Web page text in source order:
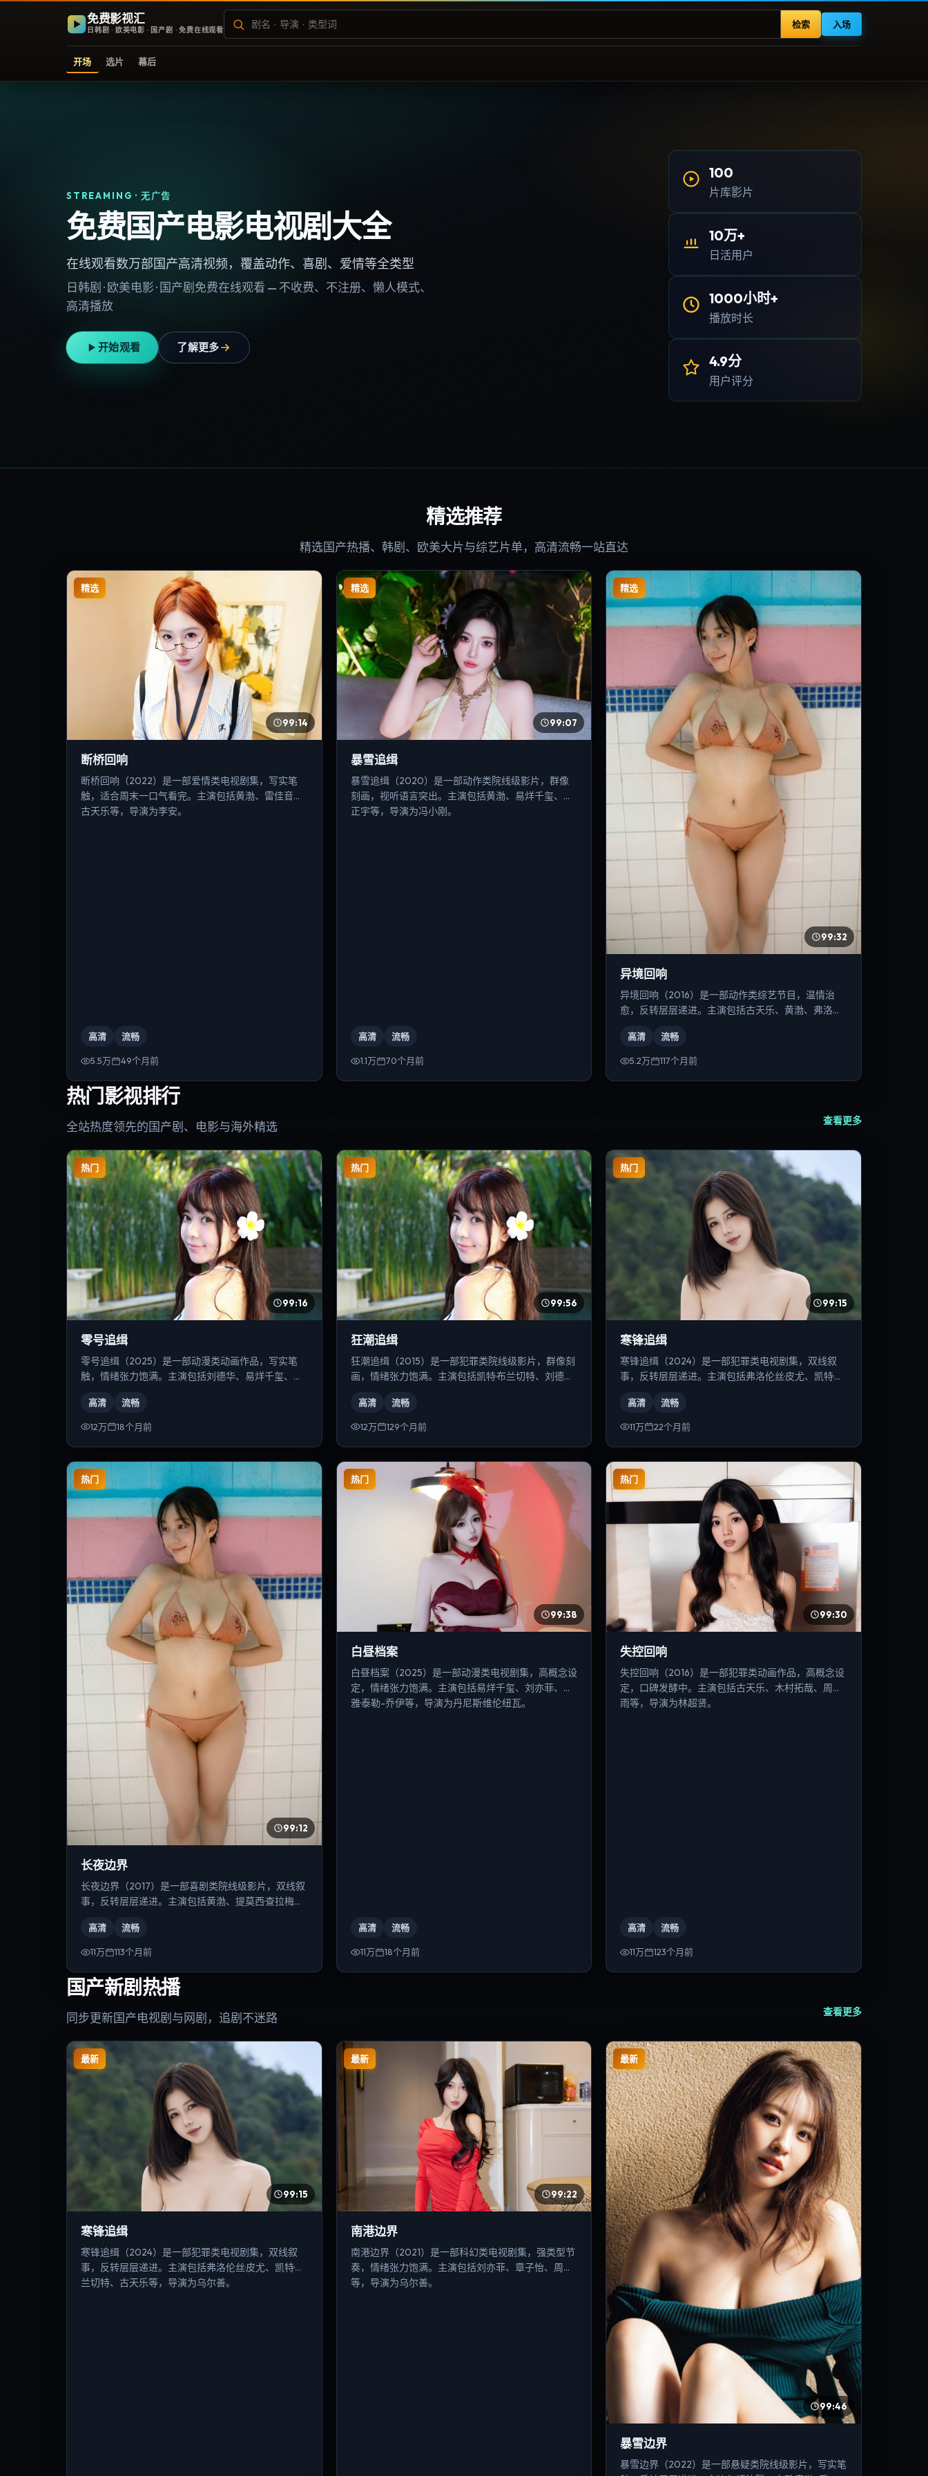
免费影视汇
日韩剧 · 欧美电影 · 国产剧 · 免费在线观看
检索 入场
开场 选片 幕后
STREAMING · 无广告
免费国产电影电视剧大全
在线观看数万部国产高清视频，覆盖动作、喜剧、爱情等全类型
日韩剧 · 欧美电影 · 国产剧免费在线观看 — 不收费、不注册、懒人模式、
高清播放
开始观看 了解更多
100
片库影片
10万+
日活用户
1000小时+
播放时长
4.9分
用户评分
精选推荐
精选国产热播、韩剧、欧美大片与综艺片单，高清流畅一站直达
精选
99:14
断桥回响
断桥回响（2022）是一部爱情类电视剧集，写实笔
触，适合周末一口气看完。主演包括黄渤、雷佳音、
古天乐等，导演为李安。
高清 流畅
5.5万 49个月前
精选
99:07
暴雪追缉
暴雪追缉（2020）是一部动作类院线级影片，群像
刻画，视听语言突出。主演包括黄渤、易烊千玺、河
正宇等，导演为冯小刚。
高清 流畅
1.1万 70个月前
精选
99:32
异境回响
异境回响（2016）是一部动作类综艺节目，温情治
愈，反转层层递进。主演包括古天乐、黄渤、弗洛伦
高清 流畅
5.2万 117个月前
热门影视排行
全站热度领先的国产剧、电影与海外精选 查看更多
热门
99:16
零号追缉
零号追缉（2025）是一部动漫类动画作品，写实笔
触，情绪张力饱满。主演包括刘德华、易烊千玺、宋
高清 流畅
12万 18个月前
热门
99:56
狂潮追缉
狂潮追缉（2015）是一部犯罪类院线级影片，群像刻
画，情绪张力饱满。主演包括凯特·布兰切特、刘德
高清 流畅
12万 129个月前
热门
99:15
寒锋追缉
寒锋追缉（2024）是一部犯罪类电视剧集，双线叙
事，反转层层递进。主演包括弗洛伦丝·皮尤、凯特·布
高清 流畅
11万 22个月前
热门
99:12
长夜边界
长夜边界（2017）是一部喜剧类院线级影片，双线叙
事，反转层层递进。主演包括黄渤、提莫西·查拉梅、
高清 流畅
11万 113个月前
热门
99:38
白昼档案
白昼档案（2025）是一部动漫类电视剧集，高概念设
定，情绪张力饱满。主演包括易烊千玺、刘亦菲、安
雅·泰勒-乔伊等，导演为丹尼斯·维伦纽瓦。
高清 流畅
11万 18个月前
热门
99:30
失控回响
失控回响（2016）是一部犯罪类动画作品，高概念设
定，口碑发酵中。主演包括古天乐、木村拓哉、周冬
雨等，导演为林超贤。
高清 流畅
11万 123个月前
国产新剧热播
同步更新国产电视剧与网剧，追剧不迷路 查看更多
最新
99:15
寒锋追缉
寒锋追缉（2024）是一部犯罪类电视剧集，双线叙
事，反转层层递进。主演包括弗洛伦丝·皮尤、凯特·布
兰切特、古天乐等，导演为乌尔善。
最新
99:22
南港边界
南港边界（2021）是一部科幻类电视剧集，强类型节
奏，情绪张力饱满。主演包括刘亦菲、章子怡、周迅
等，导演为乌尔善。
最新
99:46
暴雪边界
暴雪边界（2022）是一部悬疑类院线级影片，写实笔